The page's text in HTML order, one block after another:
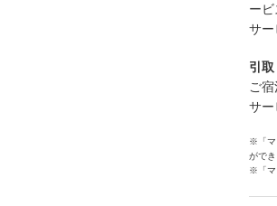
ー
サー
引取
ご
サー
※「マ
がで
※「マ